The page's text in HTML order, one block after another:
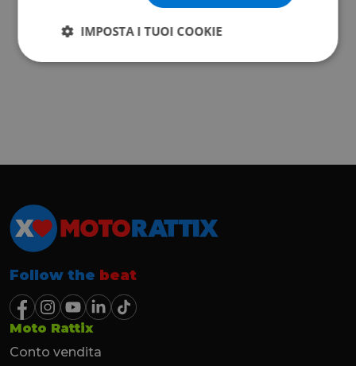
Follow the beat
Moto Rattix
Conto vendita
IMPOSTA I TUOI COOKIE